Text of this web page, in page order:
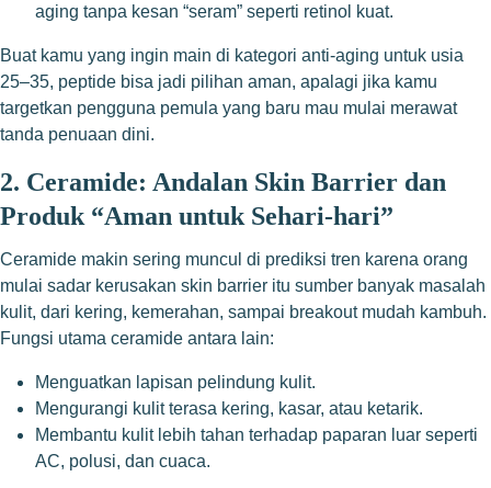
aging tanpa kesan “seram” seperti retinol kuat.
Buat kamu yang ingin main di kategori anti-aging untuk usia
25–35, peptide bisa jadi pilihan aman, apalagi jika kamu
targetkan pengguna pemula yang baru mau mulai merawat
tanda penuaan dini.
2. Ceramide: Andalan Skin Barrier dan
Produk “Aman untuk Sehari-hari”
Ceramide makin sering muncul di prediksi tren karena orang
mulai sadar kerusakan skin barrier itu sumber banyak masalah
kulit, dari kering, kemerahan, sampai breakout mudah kambuh.
Fungsi utama ceramide antara lain:
Menguatkan lapisan pelindung kulit.
Mengurangi kulit terasa kering, kasar, atau ketarik.
Membantu kulit lebih tahan terhadap paparan luar seperti
AC, polusi, dan cuaca.